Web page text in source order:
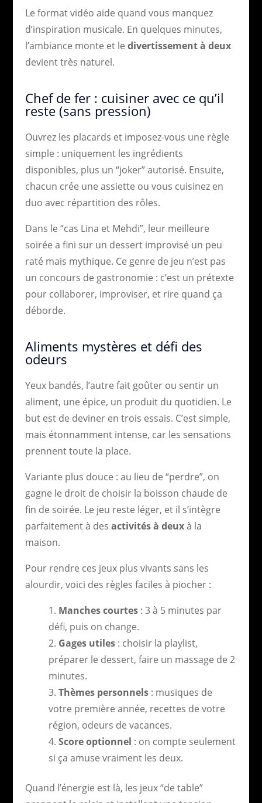
Le format vidéo aide quand vous manquez
d’inspiration musicale. En quelques minutes,
l’ambiance monte et le divertissement à deux
devient très naturel.
Chef de fer : cuisiner avec ce qu’il
reste (sans pression)
Ouvrez les placards et imposez-vous une règle
simple : uniquement les ingrédients
disponibles, plus un “joker” autorisé. Ensuite,
chacun crée une assiette ou vous cuisinez en
duo avec répartition des rôles.
Dans le “cas Lina et Mehdi”, leur meilleure
soirée a fini sur un dessert improvisé un peu
raté mais mythique. Ce genre de jeu n’est pas
un concours de gastronomie : c’est un prétexte
pour collaborer, improviser, et rire quand ça
déborde.
Aliments mystères et défi des
odeurs
Yeux bandés, l’autre fait goûter ou sentir un
aliment, une épice, un produit du quotidien. Le
but est de deviner en trois essais. C’est simple,
mais étonnamment intense, car les sensations
prennent toute la place.
Variante plus douce : au lieu de “perdre”, on
gagne le droit de choisir la boisson chaude de
fin de soirée. Le jeu reste léger, et il s’intègre
parfaitement à des activités à deuxà la
maison.
Pour rendre ces jeux plus vivants sans les
alourdir, voici des règles faciles à piocher :
Manches courtes: 3 à 5 minutes par
défi, puis on change.
Gages utiles: choisir la playlist,
préparer le dessert, faire un massage de 2
minutes.
Thèmes personnels: musiques de
votre première année, recettes de votre
région, odeurs de vacances.
Score optionnel : on compte seulement
si ça amuse vraiment les deux.
Quand l’énergie est là, les jeux “de table”